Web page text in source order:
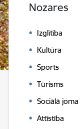
Nozares
Izglītība
Kultūra
Sports
Tūrisms
Sociālā joma
Attīstība